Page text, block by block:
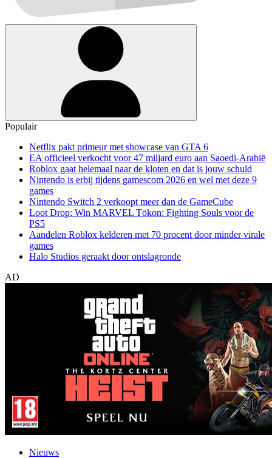
Populair
Netflix pakt primeur met showcase van GTA 6
EA officieel verkocht voor 47 miljard euro aan Saoedi-Arabië
Roblox gaat helemaal naar de kloten en dat is jouw schuld
Nintendo is erbij tijdens gamescom 2026 en wel met deze 9
games
Nintendo Switch 2 verkoopt meer dan de GameCube
Loot Drop: Win MARVEL Tōkon: Fighting Souls voor de
PS5
Aandelen Roblox kelderen met 70 procent door minder virale
games
Halo Studios geraakt door ontslagronde
AD
Nieuws